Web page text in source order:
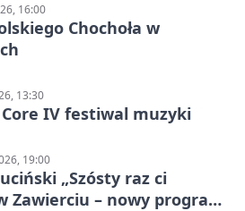
16:00
Chochoła w
13:30
IV festiwal muzyki
19:00
„Szósty raz ci
Zawierciu – nowy program